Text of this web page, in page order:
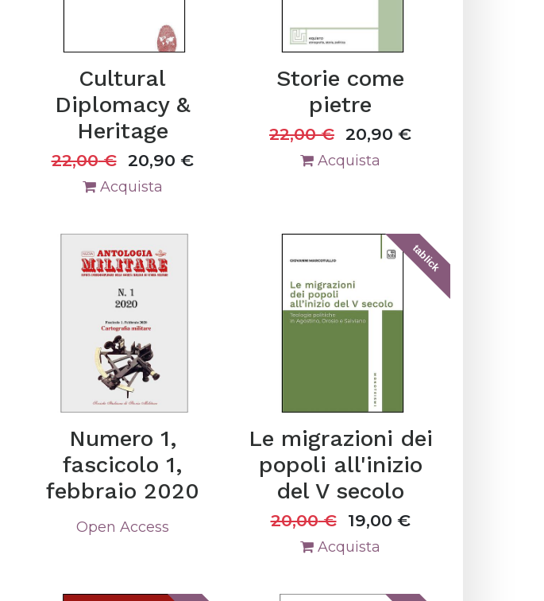
Cultural
Diplomacy &
Heritage
22,00€ 20,90 €
Acquista
Storie come
pietre
22,00€ 20,90 €
Acquista
Numero 1,
fascicolo 1,
febbraio 2020
Open Access
tablick
Le migrazioni dei
popoli all'inizio
del V secolo
20,00€ 19,00 €
Acquista